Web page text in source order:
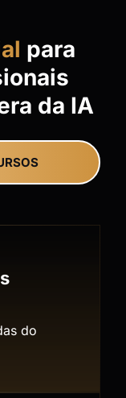
para
da IA
do